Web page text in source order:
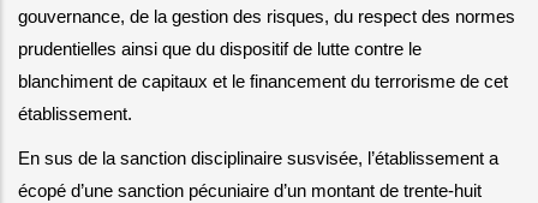
gouvernance, de la gestion des risques, du respect des normes
prudentielles ainsi que du dispositif de lutte contre le
blanchiment de capitaux et le financement du terrorisme de cet
établissement.
En sus de la sanction disciplinaire susvisée, l’établissement a
écopé d’une sanction pécuniaire d’un montant de trente-huit